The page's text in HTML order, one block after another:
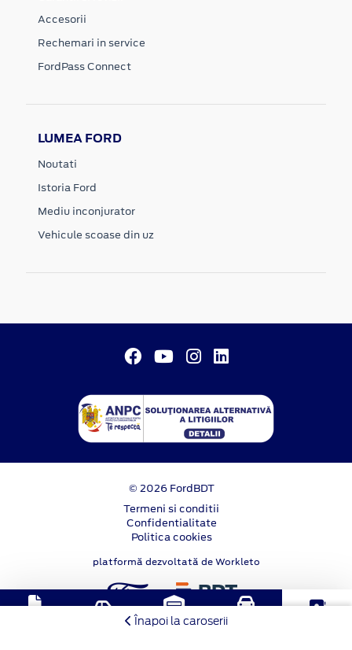
Înapoi la caroserii
Accesorii
Rechemari in service
FordPass Connect
LUMEA FORD
Noutati
Istoria Ford
Mediu inconjurator
Vehicule scoase din uz
© 2026 FordBDT
Termeni si conditii
Confidentialitate
Politica cookies
platformă dezvoltată de Workleto
Test Drive Stoc
online
Programare
service